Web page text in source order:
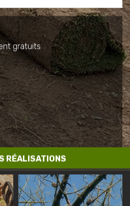
RÉALISATIONS
gratuits